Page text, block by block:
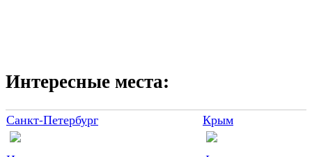
Интересные места:
Санкт-Петербург Крым